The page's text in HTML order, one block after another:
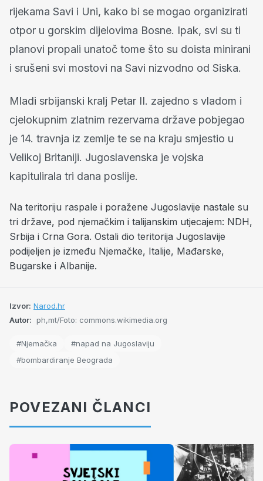
rijekama Savi i Uni, kako bi se mogao organizirati
otpor u gorskim dijelovima Bosne. Ipak, svi su ti
planovi propali unatoč tome što su doista minirani
i srušeni svi mostovi na Savi nizvodno od Siska.
Mladi srbijanski kralj Petar II. zajedno s vladom i
cjelokupnim zlatnim rezervama države pobjegao
je 14. travnja iz zemlje te se na kraju smjestio u
Velikoj Britaniji. Jugoslavenska je vojska
kapitulirala tri dana poslije.
Na teritoriju raspale i poražene Jugoslavije nastale su
tri države, pod njemačkim i talijanskim utjecajem: NDH,
Srbija i Crna Gora. Ostali dio teritorija Jugoslavije
podijeljen je između Njemačke, Italije, Mađarske,
Bugarske i Albanije.
Izvor: Narod.hr
Autor: ph,mt/Foto: commons.wikimedia.org
#Njemačka
#napad na Jugoslaviju
#bombardiranje Beograda
POVEZANI ČLANCI